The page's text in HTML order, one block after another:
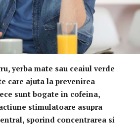
yerba mate sau ceaiul verde
care ajuta la prevenirea
sunt bogate in cofeina,
stimulatoare asupra
sporind concentrarea si